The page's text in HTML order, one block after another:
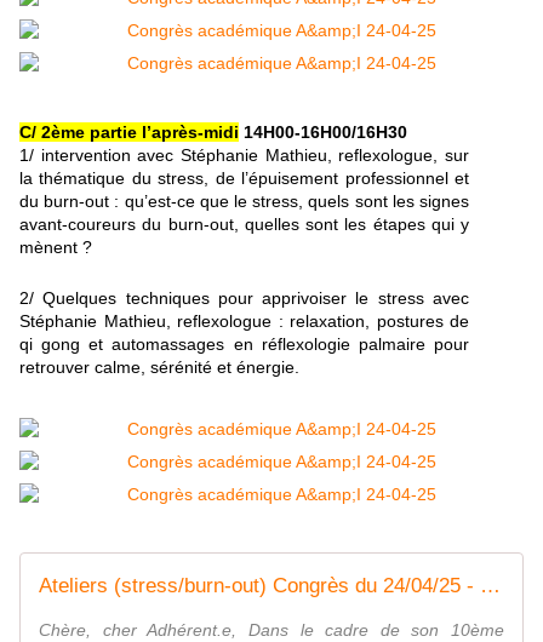
C/ 2ème partie l’après-midi 14H00-16H00/16H30
1/ intervention avec Stéphanie Mathieu, reflexologue, sur
la thématique du stress, de l’épuisement professionnel et
du burn-out : qu’est-ce que le stress, quels sont les signes
avant-coureurs du burn-out, quelles sont les étapes qui y
mènent ?
2/ Quelques techniques pour apprivoiser le stress avec
Stéphanie Mathieu, reflexologue : relaxation, postures de
qi gong et automassages en réflexologie palmaire pour
retrouver calme, sérénité et énergie.
Ateliers (stress/burn-out) Congrès du 24/04/25 - Syndicat AetI-UNSA Académie Reims
Chère, cher Adhérent.e, Dans le cadre de son 10ème